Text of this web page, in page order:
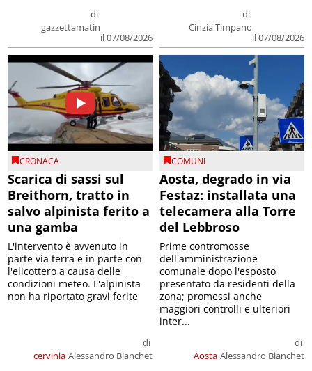
di
gazzettamatin
il 07/08/2026
di
Cinzia Timpano
il 07/08/2026
CRONACA
Scarica di sassi sul
Breithorn, tratto in
salvo alpinista ferito a
una gamba
cervinia
di
Alessandro Bianchet
L'intervento è avvenuto in
parte via terra e in parte con
l'elicottero a causa delle
condizioni meteo. L'alpinista
non ha riportato gravi ferite
COMUNI
Aosta, degrado in via
Festaz: installata una
telecamera alla Torre
del Lebbroso
Aosta
di
Alessandro Bianchet
Prime contromosse
dell'amministrazione
comunale dopo l'esposto
presentato da residenti della
zona; promessi anche
maggiori controlli e ulteriori
inter...